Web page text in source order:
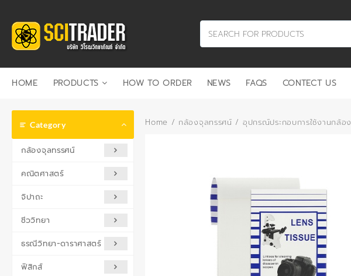
content
HOME PRODUCTS HOW TO ORDER NEWS FAQS CONTECT US
Category
กล้องจุลทรรศน์
คณิตศาสตร์
จิปาถะ
ชีววิทยา
ธรณีวิทยา-ดาราศาสตร์
ฟิสิกส์
Home / กล้องจุลทรรศน์ / อุปกรณ์ประกอบการใช้งานกล้อง